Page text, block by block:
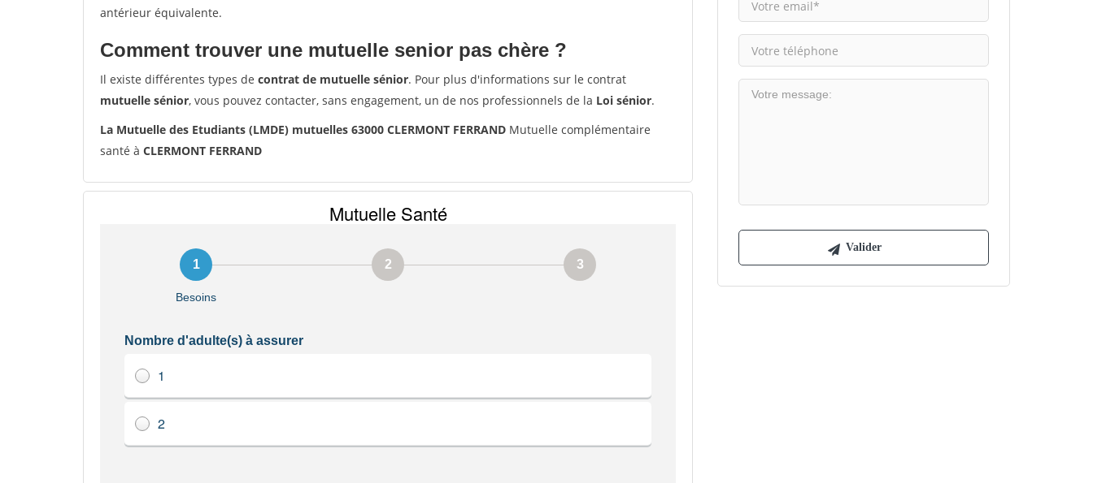
antérieur équivalente.
Comment trouver une mutuelle senior pas chère ?
Il existe différentes types de contrat de mutuelle sénior. Pour plus d'informations sur le contrat
mutuelle sénior, vous pouvez contacter, sans engagement, un de nos professionnels de la Loi sénior.
La Mutuelle des Etudiants (LMDE) mutuelles 63000 CLERMONT FERRAND Mutuelle complémentaire
santé à CLERMONT FERRAND